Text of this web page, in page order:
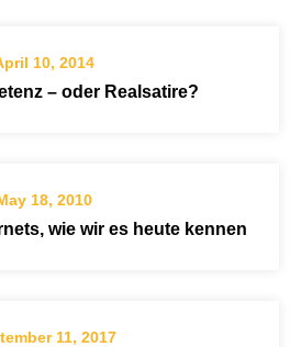
10, 2014
– oder Realsatire?
18, 2010
wie wir es heute kennen
11, 2017